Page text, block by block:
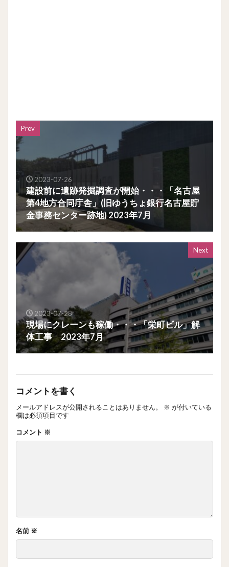
Prev
2023-07-26
建設前に遺跡発掘調査が開始・・・「名古屋
第4地方合同庁舎」(旧ゆうちょ銀行名古屋貯
金事務センター跡地) 2023年7月
Next
2023-07-28
現場にクレーンも稼働・・・「栄町ビル」解
体工事 2023年7月
コメントを書く
メールアドレスが公開されることはありません。 ※ が付いている
欄は必須項目です
コメント ※
名前 ※